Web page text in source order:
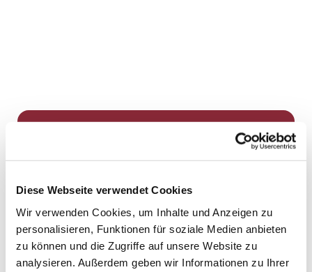
Diese Webseite verwendet Cookies
Wir verwenden Cookies, um Inhalte und Anzeigen zu
personalisieren, Funktionen für soziale Medien anbieten
zu können und die Zugriffe auf unsere Website zu
analysieren. Außerdem geben wir Informationen zu Ihrer
Dies könnte Sie auch